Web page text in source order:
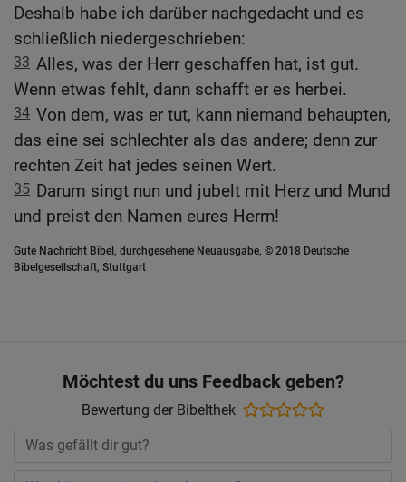
Deshalb habe ich darüber nachgedacht und es
schließlich niedergeschrieben:
33 Alles, was der Herr geschaffen hat, ist gut.
Wenn etwas fehlt, dann schafft er es herbei.
34 Von dem, was er tut, kann niemand behaupten,
das eine sei schlechter als das andere; denn zur
rechten Zeit hat jedes seinen Wert.
35 Darum singt nun und jubelt mit Herz und Mund
und preist den Namen eures Herrn!
Gute Nachricht Bibel, durchgesehene Neuausgabe, © 2018 Deutsche
Bibelgesellschaft, Stuttgart
Möchtest du uns Feedback geben?
Bewertung der Bibelthek